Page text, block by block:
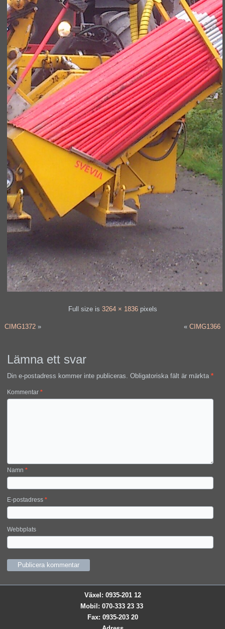
Full size is 3264 × 1836pixels
CIMG1372 » « CIMG1366
Lämna ett svar
Din e-postadress kommer inte publiceras. Obligatoriska fält är märkta*
Kommentar*
Namn*
E-postadress*
Webbplats
Växel: 0935-201 12
Mobil: 070-333 23 33
Fax: 0935-203 20